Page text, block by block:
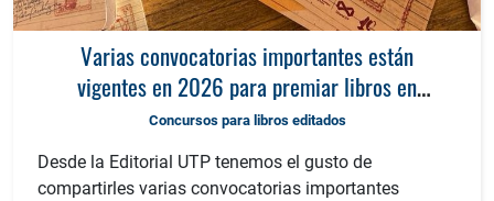
Varias convocatorias importantes están
vigentes en 2026 para premiar libros en
Colombia
Concursos para libros editados
Desde la Editorial UTP tenemos el gusto de
compartirles varias convocatorias importantes